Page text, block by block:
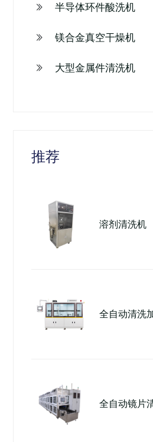
半导体环件酸洗机
镁合金真空干燥机
大型金属件清洗机
推荐
溶剂清洗机
全自动清洗
全自动镜片